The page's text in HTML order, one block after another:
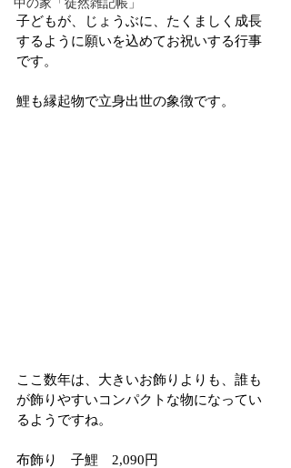
中の家「徒然雑記帳」
子どもが、じょうぶに、たくましく成長
するように願いを込めてお祝いする行事
です。
鯉も縁起物で立身出世の象徴です。
ここ数年は、大きいお飾りよりも、誰も
が飾りやすいコンパクトな物になってい
るようですね。
布飾り　子鯉　2,090円